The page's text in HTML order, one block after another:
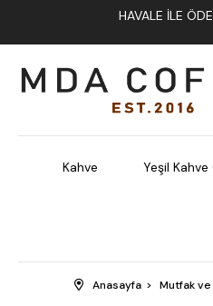
HAVALE İLE
Kahve Yeşil
Anasayfa Mutfak ve